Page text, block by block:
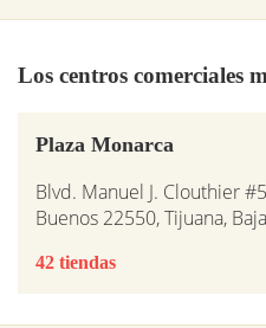
Los centros comerciales
Plaza Monarca
Blvd. Manuel J. Clouthier
Buenos 22550, Tijuana,
42 tiendas